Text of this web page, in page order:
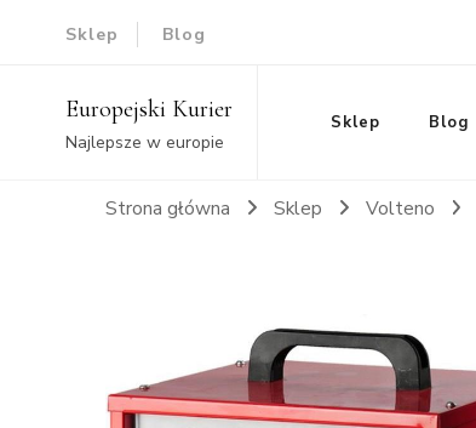
Sklep Blog
Europejski Kurier
Najlepsze w europie
Sklep Blog
Strona główna Sklep Volteno